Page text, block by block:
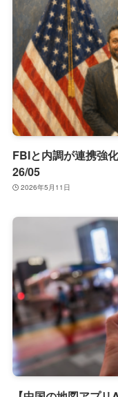
FBIと内調が連携強
26/05
2026年5月11日